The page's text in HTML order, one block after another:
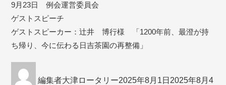
9月23日 例会運営委員会
ゲストスピーチ
ゲストスピーカー：辻井 博行様 「1200年前、最澄が持
ち帰り、今に伝わる日吉茶園の再整備」
稿
編集者大津ロータリー稿
2025年8月1日 2025年8月4